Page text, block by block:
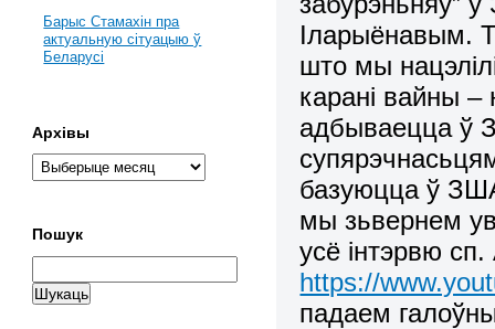
Іларыёнавым.
што мы
карані вайны
адбываецца ў
базуюцца ў
мы зьвернем
усё інтэрвю
https://
падаем
Барыс Стамахін пра
актуальную сітуацыю ў
Беларусі
Архівы
Пошук